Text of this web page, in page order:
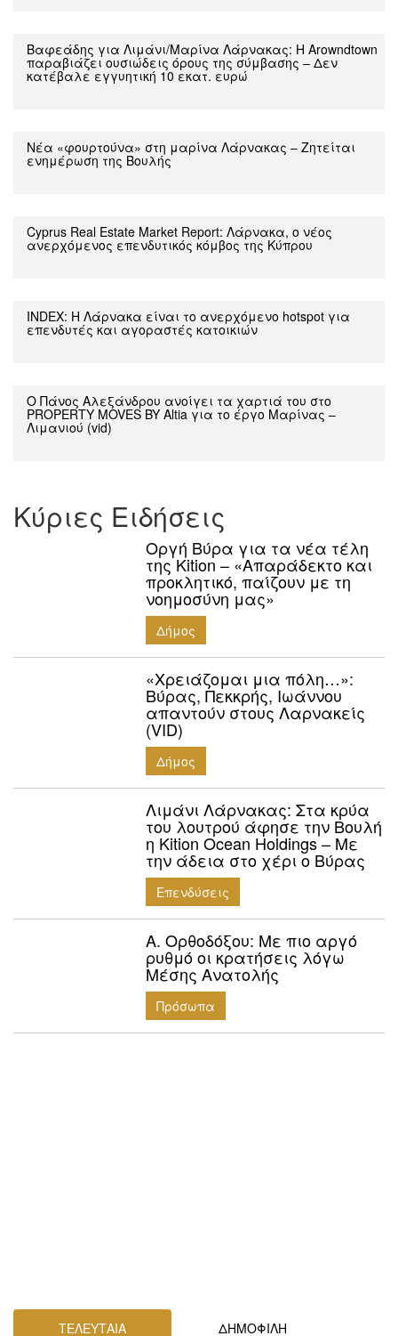
Βαφεάδης για Λιμάνι/Μαρίνα Λάρνακας: Η Arowndtown
παραβιάζει ουσιώδεις όρους της σύμβασης – Δεν
κατέβαλε εγγυητική 10 εκατ. ευρώ
Νέα «φουρτούνα» στη μαρίνα Λάρνακας – Ζητείται
ενημέρωση της Βουλής
Cyprus Real Estate Market Report: Λάρνακα, ο νέος
ανερχόμενος επενδυτικός κόμβος της Κύπρου
INDEX: Η Λάρνακα είναι το ανερχόμενο hotspot για
επενδυτές και αγοραστές κατοικιών
Ο Πάνος Αλεξάνδρου ανοίγει τα χαρτιά του στο
PROPERTY MOVES BY Altia για το έργο Μαρίνας –
Λιμανιού (vid)
Κύριες Ειδήσεις
Οργή Βύρα για τα νέα τέλη
της Kition – «Απαράδεκτο και
προκλητικό, παίζουν με τη
νοημοσύνη μας»
Δήμος
«Χρειάζομαι μια πόλη…»:
Βύρας, Πεκκρής, Ιωάννου
απαντούν στους Λαρνακείς
(VID)
Δήμος
Λιμάνι Λάρνακας: Στα κρύα
του λουτρού άφησε την Βουλή
η Kition Ocean Holdings – Με
την άδεια στο χέρι ο Βύρας
Επενδύσεις
Α. Ορθοδόξου: Mε πιο αργό
ρυθμό οι κρατήσεις λόγω
Μέσης Ανατολής
Πρόσωπα
ΤΕΛΕΥΤΑΙΑ ΔΗΜΟΦΙΛΗ